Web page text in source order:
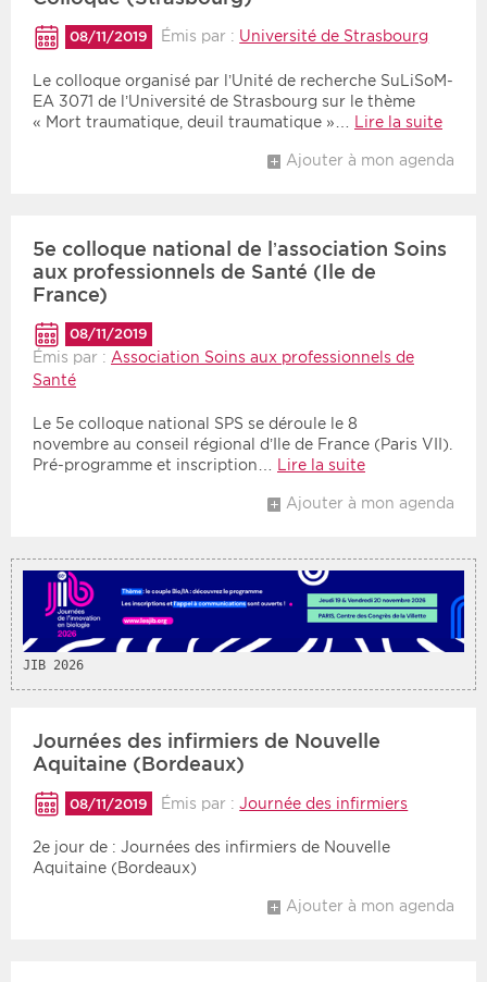
08/11/2019 Émis par : Université de Strasbourg
Le colloque organisé par l’Unité de recherche SuLiSoM-
EA 3071 de l’Université de Strasbourg sur le thème
« Mort traumatique, deuil traumatique »…
Lire la suite
Ajouter à mon agenda
5e colloque national de l’association Soins
aux professionnels de Santé (Ile de
France)
08/11/2019
Émis par : Association Soins aux professionnels de
Santé
Le 5e colloque national SPS se déroule le 8
novembre au conseil régional d’Ile de France (Paris VII).
Pré-programme et inscription…
Lire la suite
Ajouter à mon agenda
JIB 2026
Journées des infirmiers de Nouvelle
Aquitaine (Bordeaux)
08/11/2019 Émis par :Journée des infirmiers
2e jour de : Journées des infirmiers de Nouvelle
Aquitaine (Bordeaux)
Ajouter à mon agenda